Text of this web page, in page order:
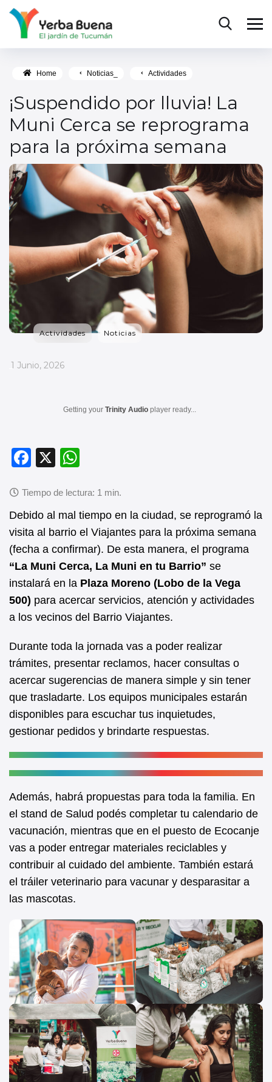
Home Noticias_ Actividades
¡Suspendido por lluvia! La
Muni Cerca se reprograma
para la próxima semana
Actividades Noticias
_1 Junio, 2026
Getting your Trinity Audio player ready...
F
c
e
b
o
o
k
X
at
s
A
p
p
Debido al mal tiempo en la ciudad, se reprogramó la
visita al barrio el Viajantes para la próxima semana
(fecha a confirmar). De esta manera, el programa
“La Muni Cerca, La Muni en tu Barrio” se
instalará en la Plaza Moreno (Lobo de la Vega
500) para acercar servicios, atención y actividades
a los vecinos del Barrio Viajantes.
Durante toda la jornada vas a poder realizar
trámites, presentar reclamos, hacer consultas o
acercar sugerencias de manera simple y sin tener
que trasladarte. Los equipos municipales estarán
disponibles para escuchar tus inquietudes,
gestionar pedidos y brindarte respuestas.
Además, habrá propuestas para toda la familia. En
el stand de Salud podés completar tu calendario de
vacunación, mientras que en el puesto de Ecocanje
vas a poder entregar materiales reciclables y
contribuir al cuidado del ambiente. También estará
el tráiler veterinario para vacunar y desparasitar a
las mascotas.